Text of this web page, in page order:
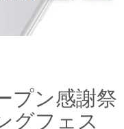
プン感謝祭
グフェス